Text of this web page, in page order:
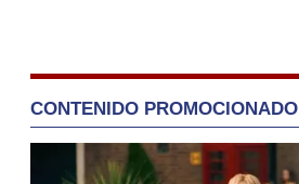
CONTENIDO PROMOCIONADO